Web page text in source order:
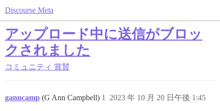
Discourse Meta
アップロード中に送信がブロッ
クされました
コミュニティ 賞賛
ganncamp (G Ann Campbell) 2023 年 10 月 20 日午後 1:45
1